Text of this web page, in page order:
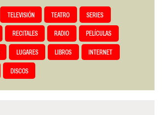
TELEVISIÓN TEATRO SERIES
RECITALES RADIO PELÍCULAS
LUGARES LIBROS INTERNET
DISCOS